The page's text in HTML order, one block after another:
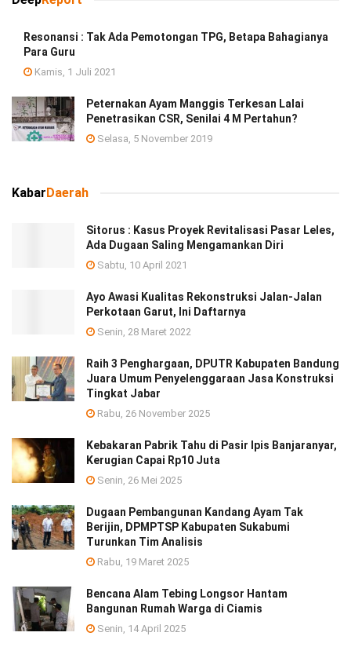
Resonansi : Tak Ada Pemotongan TPG, Betapa Bahagianya
Para Guru
Kamis, 1 Juli 2021
Peternakan Ayam Manggis Terkesan Lalai
Penetrasikan CSR, Senilai 4 M Pertahun?
Selasa, 5 November 2019
Kabar Daerah
Sitorus : Kasus Proyek Revitalisasi Pasar Leles,
Ada Dugaan Saling Mengamankan Diri
Sabtu, 10 April 2021
Ayo Awasi Kualitas Rekonstruksi Jalan-Jalan
Perkotaan Garut, Ini Daftarnya
Senin, 28 Maret 2022
Raih 3 Penghargaan, DPUTR Kabupaten Bandung
Juara Umum Penyelenggaraan Jasa Konstruksi
Tingkat Jabar
Rabu, 26 November 2025
Kebakaran Pabrik Tahu di Pasir Ipis Banjaranyar,
Kerugian Capai Rp10 Juta
Senin, 26 Mei 2025
Dugaan Pembangunan Kandang Ayam Tak
Berijin, DPMPTSP Kabupaten Sukabumi
Turunkan Tim Analisis
Rabu, 19 Maret 2025
Bencana Alam Tebing Longsor Hantam
Bangunan Rumah Warga di Ciamis
Senin, 14 April 2025